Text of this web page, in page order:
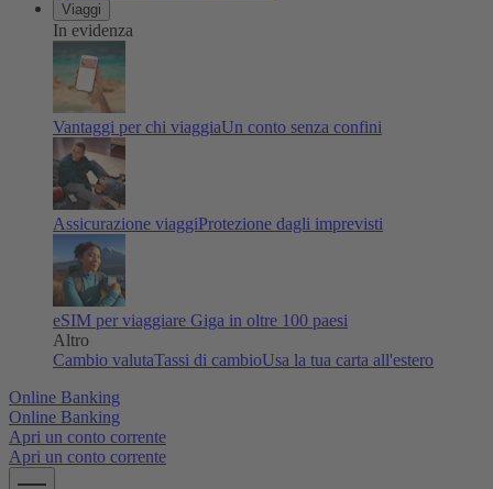
Viaggi
In evidenza
Vantaggi per chi viaggiaUn conto senza confini
Assicurazione viaggiProtezione dagli imprevisti
eSIM per viaggiare Giga in oltre 100 paesi
Altro
Cambio valutaTassi di cambioUsa la tua carta all'estero
Online Banking
Online Banking
Apri un conto corrente
Apri un conto corrente